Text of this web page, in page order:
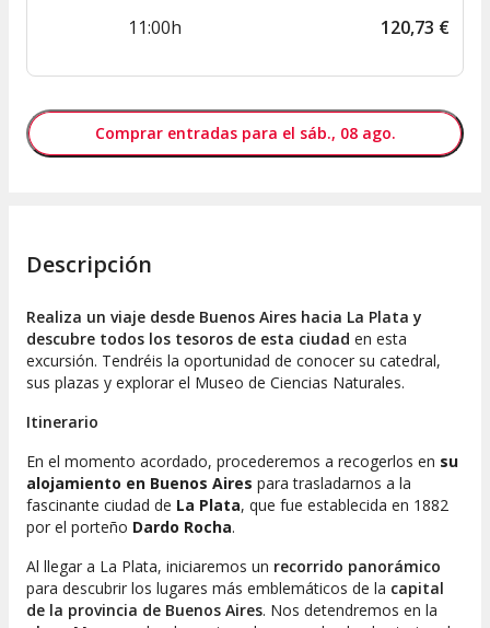
11:00h 120,73 €
Comprar entradas para el sáb., 08 ago.
Descripción
Realiza un viaje desde Buenos Aires hacia La Plata y
descubre todos los tesoros de esta ciudad en esta
excursión. Tendréis la oportunidad de conocer su catedral,
sus plazas y explorar el Museo de Ciencias Naturales.
Itinerario
En el momento acordado, procederemos a recogerlos en su
alojamiento en Buenos Aires para trasladarnos a la
fascinante ciudad de La Plata, que fue establecida en 1882
por el porteño Dardo Rocha.
Al llegar a La Plata, iniciaremos un recorrido panorámico
para descubrir los lugares más emblemáticos de la capital
de la provincia de Buenos Aires. Nos detendremos en la